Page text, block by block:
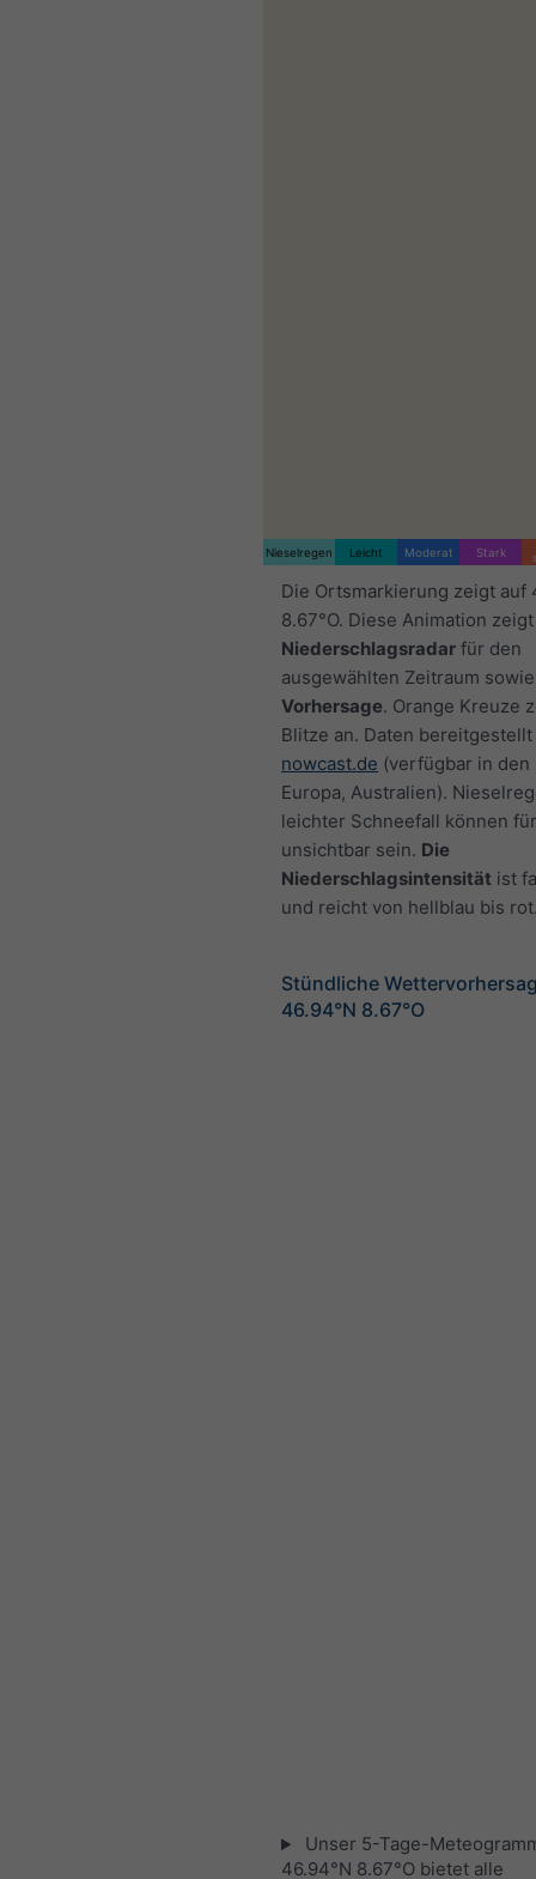
Nieselregen Leicht Moderat Stark
Die Ortsmarkierung zeigt auf
8.67°O. Diese Animation
Niederschlagsradar für den
ausgewählten Zeitraum
Vorhersage. Orange Kreuze
Blitze an. Daten
nowcast.de (verfügbar in den
Europa, Australien).
leichter Schneefall können
unsichtbar sein. Die
Niederschlagsintensität ist
und reicht von hellblau bis
Stündliche
46.94°N 8.67°O
Unser 5-Tage-
46.94°N 8.67°O bietet alle